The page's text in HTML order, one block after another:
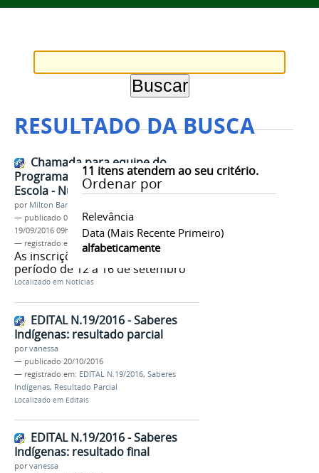
RESULTADO DA BUSCA
11 itens atendem ao seu critério.
Ordenar por
Relevância
Data (mais Recente Primeiro)
alfabeticamente
Chamada para equipe do
Programa Saberes Indígenas na
Escola - Núcleo IFAM
por Milton Barros
— publicado 09/09/2016—última modificação
19/09/2016 09h19
— registrado em:
PROEN Saberes Indígenas
As inscrições ocorrerão no
período de 12 a 16 de setembro
Localizado em Notícias
EDITAL N.19/2016 - Saberes
Indígenas: resultado parcial
porvanessa
— publicado 20/10/2016
— registrado em: EDITAL N.19/2016, Saberes
Indígenas, Resultado Parcial
Localizado em Editais
EDITAL N.19/2016 - Saberes
Indígenas: resultado final
porvanessa